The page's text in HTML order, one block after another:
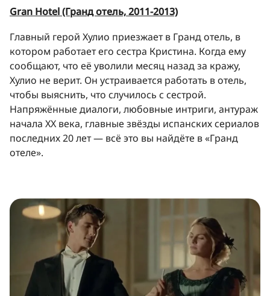
Gran Hotel (Гранд отель, 2011-2013)
Главный герой Хулио приезжает в Гранд отель, в
котором работает его сестра Кристина. Когда ему
сообщают, что её уволили месяц назад за кражу,
Хулио не верит. Он устраивается работать в отель,
чтобы выяснить, что случилось с сестрой.
Напряжённые диалоги, любовные интриги, антураж
начала XX века, главные звёзды испанских сериалов
последних 20 лет — всё это вы найдёте в «Гранд
отеле».